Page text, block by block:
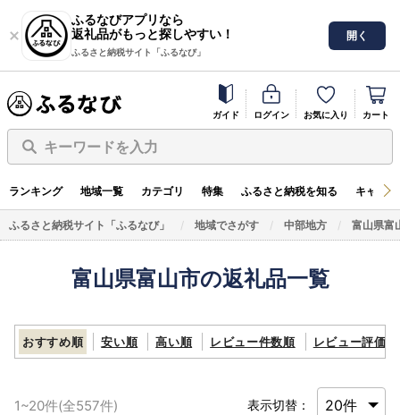
ふるなびアプリなら
返礼品がもっと探しやすい！
ふるさと納税サイト「ふるなび」
開く
ガイド ログイン お気に入り カート
キーワードを入力
ランキング 地域一覧 カテゴリ 特集 ふるさと納税を知る キャン
ふるさと納税サイト「ふるなび」 地域でさがす 中部地方 富山県富
富山県富山市の返礼品一覧
おすすめ順 安い順 高い順 レビュー件数順 レビュー評価順
1~20件(全557件) 表示切替：